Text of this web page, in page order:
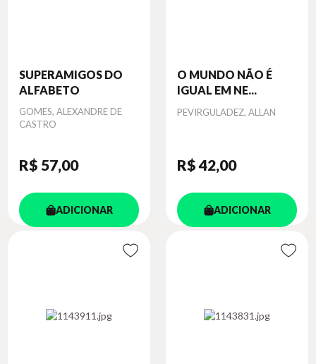
SUPERAMIGOS DO
ALFABETO
Autor
GOMES, ALEXANDRE DE
CASTRO
R$ 57,00
ADICIONAR
O MUNDO NÃO É
IGUAL EM NE...
Autor
PEVIRGULADEZ, ALLAN
R$ 42,00
ADICIONAR